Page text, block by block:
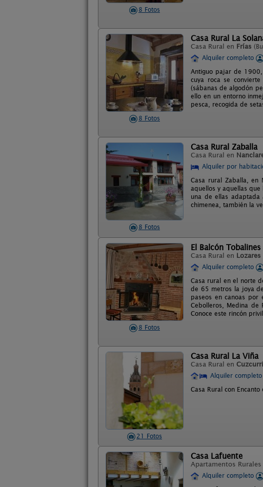
8 Fotos
8 Fotos
Casa Rural La
Casa Rural en Frías
Alquiler completo
Antiguo pajar de
cuya roca se
(sábanas de algodón
ello en un entorno
pesca, recogida de
8 Fotos
Casa Rural Zaballa
Casa Rural en
Alquiler por
Casa rural Zaballa, en
aquellos y aquellas
una de ellas adaptada
chimenea, también la
8 Fotos
El Balcón Tobalines
Casa Rural en
Alquiler completo
Casa rural en el norte
de 65 metros la joya
paseos en canoas por
Cebolleros, Medina de
Conoce este rincón
21 Fotos
Casa Rural La Viña
Casa Rural en
Alquiler
Casa Rural con
Casa Lafuente
Apartamentos Rurales
Alquiler completo